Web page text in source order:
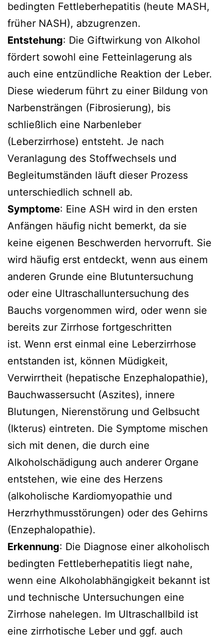
bedingten Fettleberhepatitis (heute MASH,
früher NASH), abzugrenzen.
Entstehung: Die Giftwirkung von Alkohol
fördert sowohl eine Fetteinlagerung als
auch eine entzündliche Reaktion der Leber.
Diese wiederum führt zu einer Bildung von
Narbensträngen (Fibrosierung), bis
schließlich eine Narbenleber
(Leberzirrhose) entsteht. Je nach
Veranlagung des Stoffwechsels und
Begleitumständen läuft dieser Prozess
unterschiedlich schnell ab.
Symptome: Eine ASH wird in den ersten
Anfängen häufig nicht bemerkt, da sie
keine eigenen Beschwerden hervorruft. Sie
wird häufig erst entdeckt, wenn aus einem
anderen Grunde eine Blutuntersuchung
oder eine Ultraschalluntersuchung des
Bauchs vorgenommen wird, oder wenn sie
bereits zur Zirrhose fortgeschritten
ist. Wenn erst einmal eine Leberzirrhose
entstanden ist, können Müdigkeit,
Verwirrtheit (hepatische Enzephalopathie),
Bauchwassersucht (Aszites), innere
Blutungen, Nierenstörung und Gelbsucht
(Ikterus) eintreten. Die Symptome mischen
sich mit denen, die durch eine
Alkoholschädigung auch anderer Organe
entstehen, wie eine des Herzens
(alkoholische Kardiomyopathie und
Herzrhythmusstörungen) oder des Gehirns
(Enzephalopathie).
Erkennung: Die Diagnose einer alkoholisch
bedingten Fettleberhepatitis liegt nahe,
wenn eine Alkoholabhängigkeit bekannt ist
und technische Untersuchungen eine
Zirrhose nahelegen. Im Ultraschallbild ist
eine zirrhotische Leber und ggf. auch